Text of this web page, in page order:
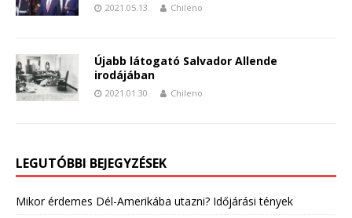
2021.05.13. Chileno
Újabb látogató Salvador Allende
irodájában
2021.01.30. Chileno
LEGUTÓBBI BEJEGYZÉSEK
Mikor érdemes Dél-Amerikába utazni? Időjárási tények